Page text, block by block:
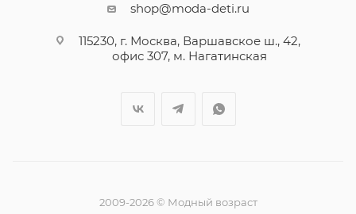
shop@moda-deti.ru
115230, г. Москва, Варшавское ш., 42,
офис 307, м. Нагатинская
2009-2026 © Модный возраст